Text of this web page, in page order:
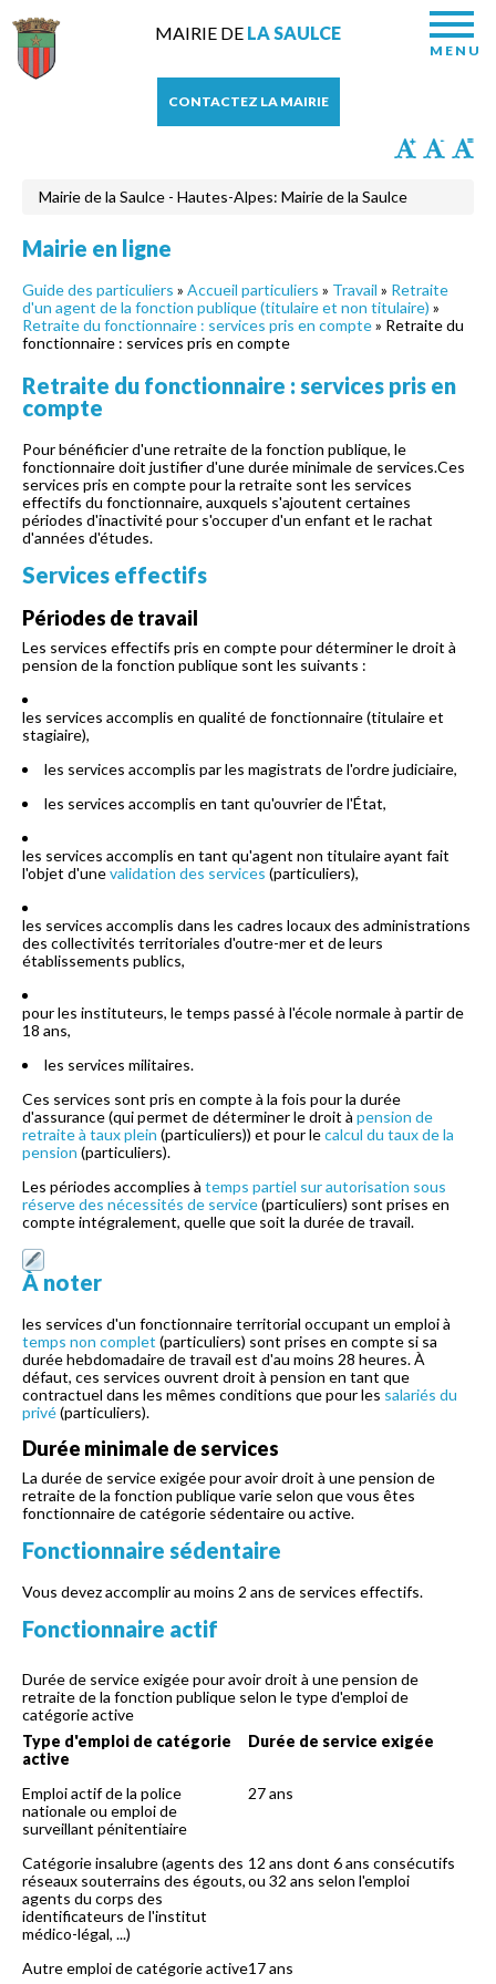
MAIRIE DE LA SAULCE
MENU
CONTACTEZ LA MAIRIE
Mairie de la Saulce - Hautes-Alpes: Mairie de la Saulce
Mairie en ligne
Guide des particuliers » Accueil particuliers » Travail » Retraite
d'un agent de la fonction publique (titulaire et non titulaire) »
Retraite du fonctionnaire : services pris en compte» Retraite du
fonctionnaire : services pris en compte
Retraite du fonctionnaire : services pris en
compte
Pour bénéficier d'une retraite de la fonction publique, le
fonctionnaire doit justifier d'une durée minimale de services.Ces
services pris en compte pour la retraite sont les services
effectifs du fonctionnaire, auxquels s'ajoutent certaines
périodes d'inactivité pour s'occuper d'un enfant et le rachat
d'années d'études.
Services effectifs
Périodes de travail
Les services effectifs pris en compte pour déterminer le droit à
pension de la fonction publique sont les suivants :
les services accomplis en qualité de fonctionnaire (titulaire et
stagiaire),
les services accomplis par les magistrats de l'ordre judiciaire,
les services accomplis en tant qu'ouvrier de l'État,
les services accomplis en tant qu'agent non titulaire ayant fait
l'objet d'unevalidation des services (particuliers),
les services accomplis dans les cadres locaux des administrations
des collectivités territoriales d'outre-mer et de leurs
établissements publics,
pour les instituteurs, le temps passé à l'école normale à partir de
18 ans,
les services militaires.
Ces services sont pris en compte à la fois pour la durée
d'assurance (qui permet de déterminer le droit à pension de
retraite à taux plein (particuliers)) et pour lecalcul du taux de la
pension (particuliers).
Les périodes accomplies à temps partiel sur autorisation sous
réserve des nécessités de service(particuliers) sont prises en
compte intégralement, quelle que soit la durée de travail.
À noter
les services d'un fonctionnaire territorial occupant un emploi à
temps non complet (particuliers) sont prises en compte si sa
durée hebdomadaire de travail est d'au moins 28 heures. À
défaut, ces services ouvrent droit à pension en tant que
contractuel dans les mêmes conditions que pour les salariés du
privé(particuliers).
Durée minimale de services
La durée de service exigée pour avoir droit à une pension de
retraite de la fonction publique varie selon que vous êtes
fonctionnaire de catégorie sédentaire ou active.
Fonctionnaire sédentaire
Vous devez accomplir au moins 2 ans de services effectifs.
Fonctionnaire actif
Durée de service exigée pour avoir droit à une pension de
retraite de la fonction publique selon le type d'emploi de
catégorie active
Type d'emploi de catégorie
active
Durée de service exigée
Emploi actif de la police
nationale ou emploi de
surveillant pénitentiaire
27 ans
Catégorie insalubre (agents des
réseaux souterrains des égouts,
agents du corps des
identificateurs de l'institut
médico-légal, ...)
12 ans dont 6 ans consécutifs
ou 32 ans selon l'emploi
Autre emploi de catégorie active17 ans